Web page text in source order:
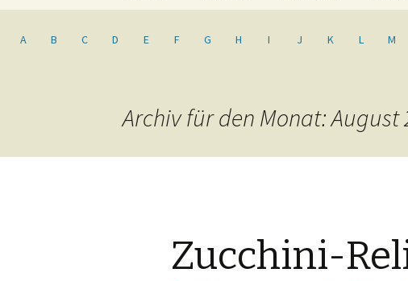
A B C D E F G H I J K L M
Archiv für den Monat: August
Zucchini-